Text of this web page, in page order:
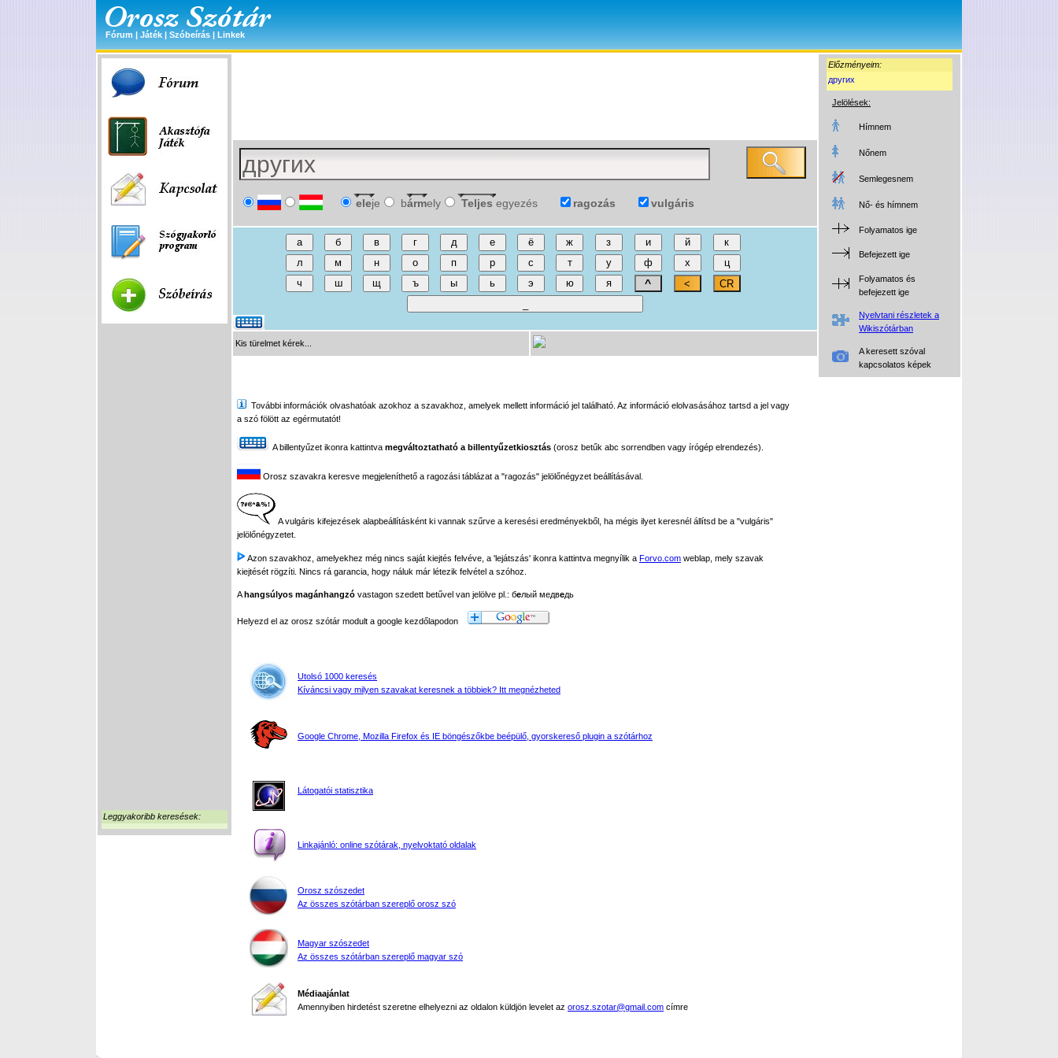
Fórum | Játék | Szóbeírás | Linkek
Előzményeim:
других
Jelölések:
Hímnem
Nőnem
Semlegesnem
Nő- és hímnem
Folyamatos ige
Befejezett ige
Folyamatos és
befejezett ige
Nyelvtani részletek a
Wikiszótárban
A keresett szóval
kapcsolatos képek
Leggyakoribb keresések:
eleje bármely Teljes egyezés ragozás vulgáris
Kis türelmet kérek...
További információk olvashatóak azokhoz a szavakhoz, amelyek mellett információ jel található. Az információ elolvasásához tartsd a jel vagy
a szó fölött az egérmutatót!
A billentyűzet ikonra kattintva megváltoztatható a billentyűzetkiosztás (orosz betűk abc sorrendben vagy írógép elrendezés).
Orosz szavakra keresve megjeleníthető a ragozási táblázat a "ragozás" jelölőnégyzet beállításával.
A vulgáris kifejezések alapbeállításként ki vannak szűrve a keresési eredményekből, ha mégis ilyet keresnél állítsd be a "vulgáris"
jelölőnégyzetet.
Azon szavakhoz, amelyekhez még nincs saját kiejtés felvéve, a 'lejátszás' ikonra kattintva megnyílik a Forvo.com weblap, mely szavak
kiejtését rögzíti. Nincs rá garancia, hogy náluk már létezik felvétel a szóhoz.
Ahangsúlyos magánhangzó vastagon szedett betűvel van jelölve pl.: белый медведь
Helyezd el az orosz szótár modult a google kezdőlapodon
Utolsó 1000 keresés
Kíváncsi vagy milyen szavakat keresnek a többiek? Itt megnézheted
Google Chrome, Mozilla Firefox és IE böngészőkbe beépülő, gyorskereső plugin a szótárhoz
Látogatói statisztika
Linkajánló: online szótárak, nyelvoktató oldalak
Orosz szószedet
Az összes szótárban szereplő orosz szó
Magyar szószedet
Az összes szótárban szereplő magyar szó
Médiaajánlat
Amennyiben hirdetést szeretne elhelyezni az oldalon küldjön levelet az orosz.szotar@gmail.com címre